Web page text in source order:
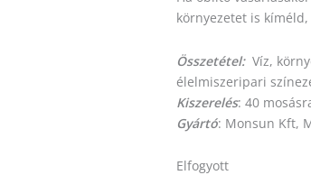
környezetet is
Összetétel: Víz,
élelmiszeripari
Kiszerelés: 40
Gyártó: Monsun Kft,
Elfogyott